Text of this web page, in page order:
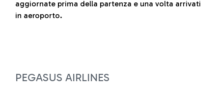
aggiornate prima della partenza e una volta arrivati
in aeroporto.
PEGASUS AIRLINES